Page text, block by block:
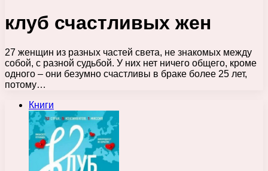
клуб счастливых жен
27 женщин из разных частей света, не знакомых между
собой, с разной судьбой. У них нет ничего общего, кроме
одного – они безумно счастливы в браке более 25 лет,
потому…
Книги